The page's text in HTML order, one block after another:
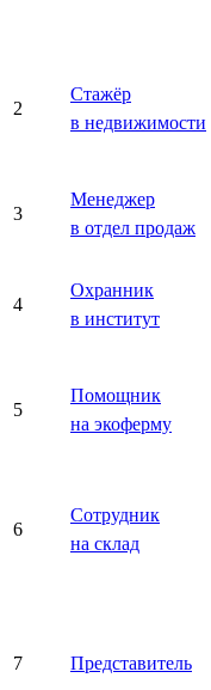
2
Стажёр
в недвижимости
3
Менеджер
в отдел продаж
4
Охранник
в институт
5
Помощник
на экоферму
6
Сотрудник
на склад
7 Представитель